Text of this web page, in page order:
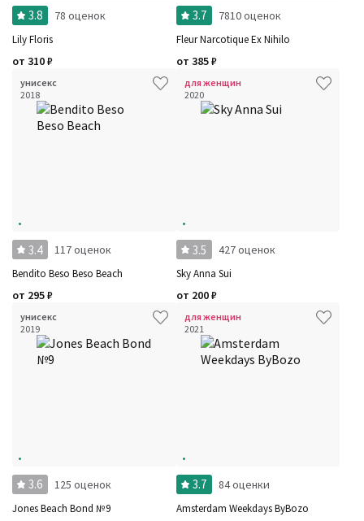
Фильтры Сбросить все
Количество оценок
3.8 78 оценок
Lily Floris
от 310₽
3.7 7810 оценок
Fleur Narcotique Ex Nihilo
от 385₽
унисекс
2018
3.4 117 оценок
Bendito Beso Beso Beach
от 295₽
для женщин
2020
3.5 427 оценок
Sky Anna Sui
от 200₽
унисекс
2019
3.6 125 оценок
Jones Beach Bond №9
для женщин
2021
3.7 84 оценки
Amsterdam Weekdays ByBozo